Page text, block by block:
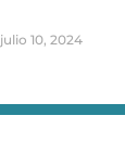
julio 10, 2024